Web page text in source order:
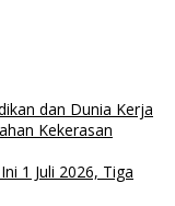
dan Dunia Kerja
Kekerasan
1 Juli 2026, Tiga